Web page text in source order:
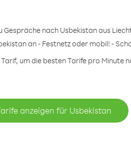
Gespräche nach Usbekistan aus
an - Festnetz oder mobil! -
um die besten Tarife pro Minute
anzeigen für Usbekistan